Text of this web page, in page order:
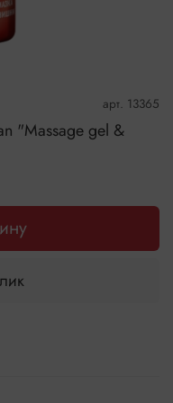
арт. 13365
"Massage gel &